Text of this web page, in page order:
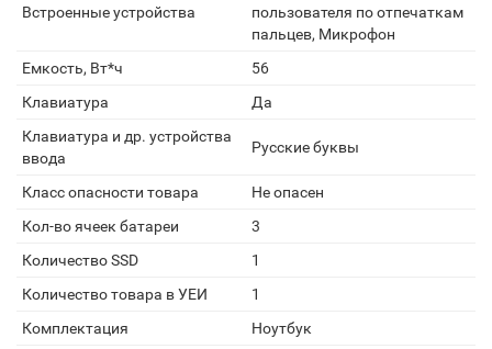
Встроенные устройства
пользователя по отпечаткам
пальцев, Микрофон
Емкость, Вт*ч
56
Клавиатура
Да
Клавиатура и др. устройства
ввода
Русские буквы
Класс опасности товара
Не опасен
Кол-во ячеек батареи
3
Количество SSD
1
Количество товара в УЕИ
1
Комплектация
Ноутбук